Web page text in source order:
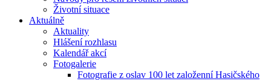
Životní situace
Aktuálně
Aktuality
Hlášení rozhlasu
Kalendář akcí
Fotogalerie
Fotografie z oslav 100 let založenní Hasičského